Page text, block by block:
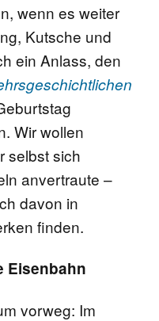
wenn es weiter
Kutsche und
ein Anlass, den
Wir wollen
selbst sich
anvertraute –
davon in
finden.
Eisenbahn
vorweg: Im